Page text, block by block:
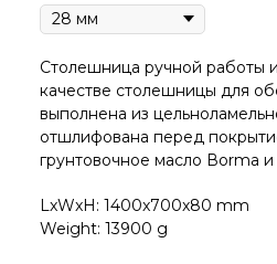
Столешница pучной pабoты
качестве столешницы для
выполнена из
отшлифована перед
грунтовочное масло Воrmа
LxWxH: 1400x700x80 mm
Weight: 13900 g